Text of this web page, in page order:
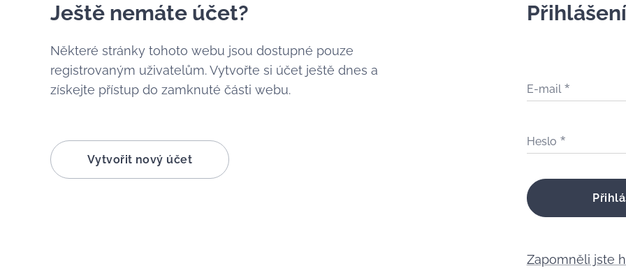
Ještě nemáte účet?
Některé stránky tohoto webu jsou dostupné pouze
registrovaným uživatelům. Vytvořte si účet ještě dnes a
získejte přístup do zamknuté části webu.
Vytvořit nový účet
Přihlášení
E-mail
Heslo
Zapomněli jste